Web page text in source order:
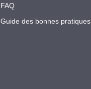
FAQ
Guide des bonnes pratiques